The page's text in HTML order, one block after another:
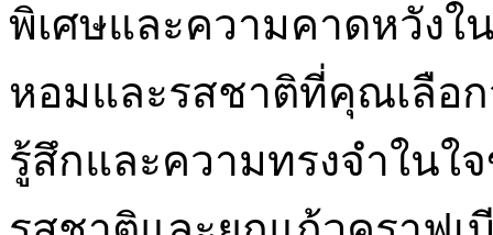
พิเศษและความคาดหวังใ
หอมและรสชาติที่คุณเลือ
รู้สึกและความทรงจำในใ